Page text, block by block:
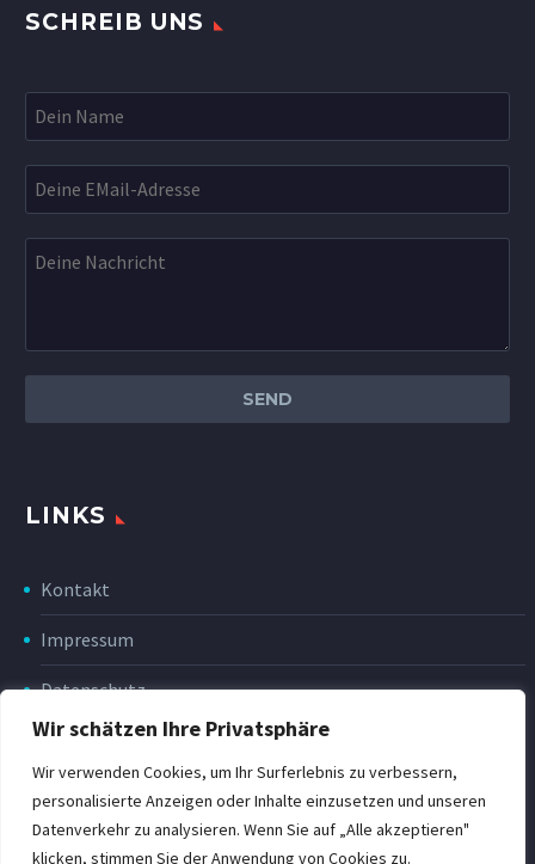
Wir schätzen Ihre Privatsphäre
Wir verwenden Cookies, um Ihr Surferlebnis zu verbessern,
personalisierte Anzeigen oder Inhalte einzusetzen und unseren
Datenverkehr zu analysieren. Wenn Sie auf „Alle akzeptieren"
klicken, stimmen Sie der Anwendung von Cookies zu.
SCHREIB UNS
LINKS
Kontakt
Impressum
Datenschutz
Disclaimer
Rückgabe & Erstattung
POWER Shop v3